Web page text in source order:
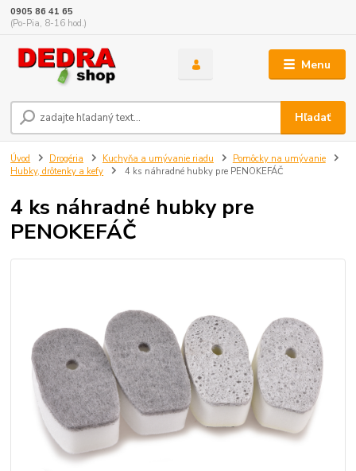
Menu
Hľadať
0905 86 41 65
(Po-Pia, 8-16 hod.)
Úvod Drogéria Kuchyňa a umývanie riadu
Pomôcky na umývanie
Hubky, drôtenky a kefy
4 ks náhradné hubky pre PENOKEFÁČ
4 ks náhradné hubky pre
PENOKEFÁČ